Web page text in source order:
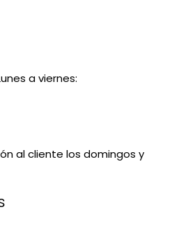
a viernes:
al cliente los domingos y